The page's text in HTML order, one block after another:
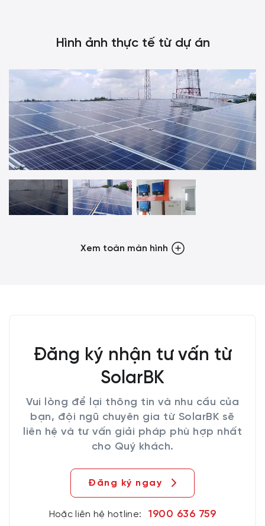
Hình ảnh thực tế từ dự án
Xem toàn màn hình
Đăng ký nhận tư vấn từ
SolarBK
Vui lòng để lại thông tin và nhu cầu của
bạn, đội ngũ chuyên gia từ SolarBK sẽ
liên hệ và tư vấn giải pháp phù hợp nhất
cho Quý khách.
Đăng ký ngay
Hoặc liên hệ hotline: 1900 636 759